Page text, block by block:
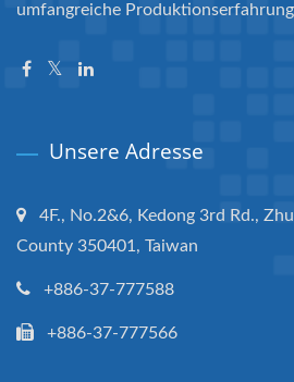
umfangreiche
Unsere Adresse
4F., No.2&6, Kedong 3rd Rd.,
County 350401, Taiwan
+886-37-777588
+886-37-777566